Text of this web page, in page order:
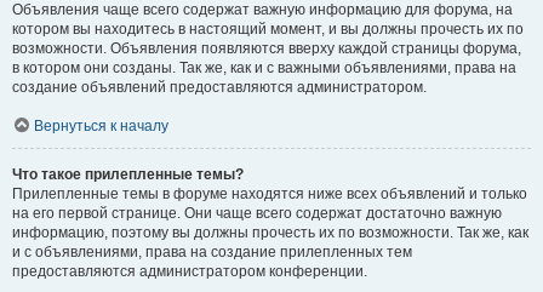
Объявления чаще всего содержат важную информацию для форума, на
котором вы находитесь в настоящий момент, и вы должны прочесть их по
возможности. Объявления появляются вверху каждой страницы форума,
в котором они созданы. Так же, как и с важными объявлениями, права на
создание объявлений предоставляются администратором.
Вернуться к началу
Что такое прилепленные темы?
Прилепленные темы в форуме находятся ниже всех объявлений и только
на его первой странице. Они чаще всего содержат достаточно важную
информацию, поэтому вы должны прочесть их по возможности. Так же, как
и с объявлениями, права на создание прилепленных тем
предоставляются администратором конференции.